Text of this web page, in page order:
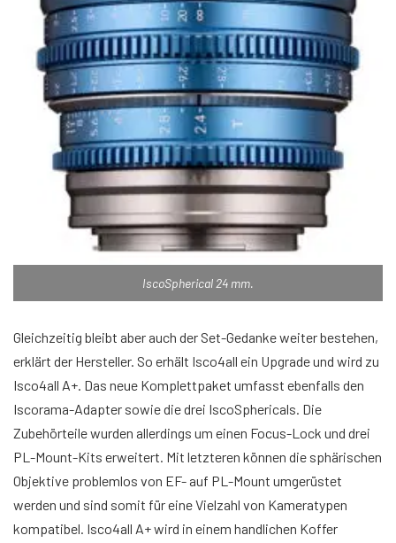
IscoSpherical 24 mm.
Gleichzeitig bleibt aber auch der Set-Gedanke weiter bestehen,
erklärt der Hersteller. So erhält Isco4all ein Upgrade und wird zu
Isco4all A+. Das neue Komplettpaket umfasst ebenfalls den
Iscorama-Adapter sowie die drei IscoSphericals. Die
Zubehörteile wurden allerdings um einen Focus-Lock und drei
PL-Mount-Kits erweitert. Mit letzteren können die sphärischen
Objektive problemlos von EF- auf PL-Mount umgerüstet
werden und sind somit für eine Vielzahl von Kameratypen
kompatibel. Isco4all A+ wird in einem handlichen Koffer